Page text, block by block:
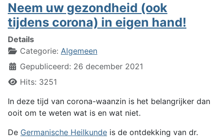
Neem uw gezondheid (ook
tijdens corona) in eigen hand!
Details
Categorie: Algemeen
Gepubliceerd: 26 december 2021
Hits: 3251
In deze tijd van corona-waanzin is het belangrijker dan
ooit om te weten wat is en wat niet.
De Germanische Heilkunde is de ontdekking van dr.